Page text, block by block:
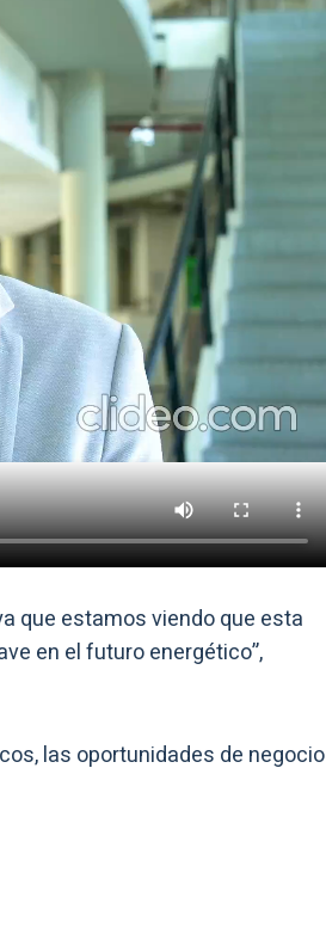
que estamos viendo que esta
en el futuro energético”,
las oportunidades de negocio